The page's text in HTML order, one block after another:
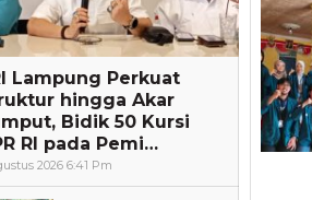
Lampung Perkuat
hingga Akar
Bidik 50 Kursi
RI pada Pemi…
2026 6:41 Pm